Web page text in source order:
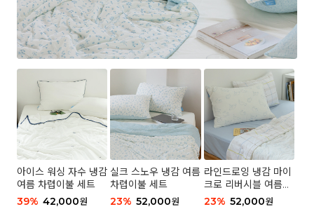
아이스 워싱 자수 냉감
여름 차렵이불 세트
39% 42,000원
실크 스노우 냉감 여름
차렵이불 세트
23% 52,000원
라인드로잉 냉감 마이
크로 리버시블 여름이
불 세트
23% 52,000원